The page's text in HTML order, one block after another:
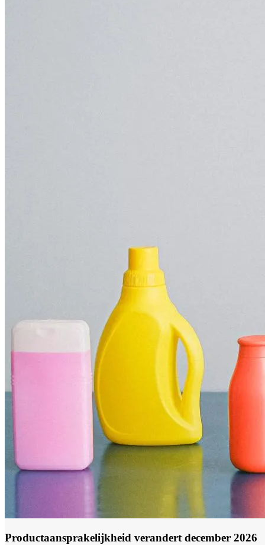
Productaansprakelijkheid verandert december 2026